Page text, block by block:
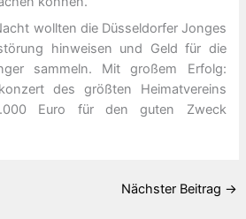
wollten die Düsseldorfer Jonges
hinweisen und Geld für die
sammeln. Mit großem Erfolg:
des größten Heimatvereins
Euro für den guten Zweck
Nächster Beitrag →